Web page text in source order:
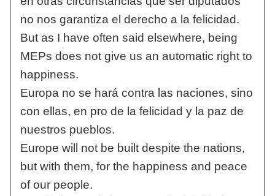
no nos garantiza el derecho a la felicidad.
But as I have often said elsewhere, being
MEPs does not give us an automatic right to
happiness.
Europa no se hará contra las naciones, sino
con ellas, en pro de la felicidad y la paz de
nuestros pueblos.
Europe will not be built despite the nations,
but with them, for the happiness and peace
of our people.